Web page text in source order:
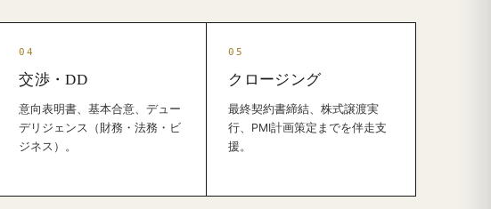
交渉・DD
意向表明書、基本合意、デュー
デリジェンス（財務・法務・ビ
ジネス）。
クロージング
最終契約書締結、株式譲渡実
行、PMI計画策定までを伴走支
援。